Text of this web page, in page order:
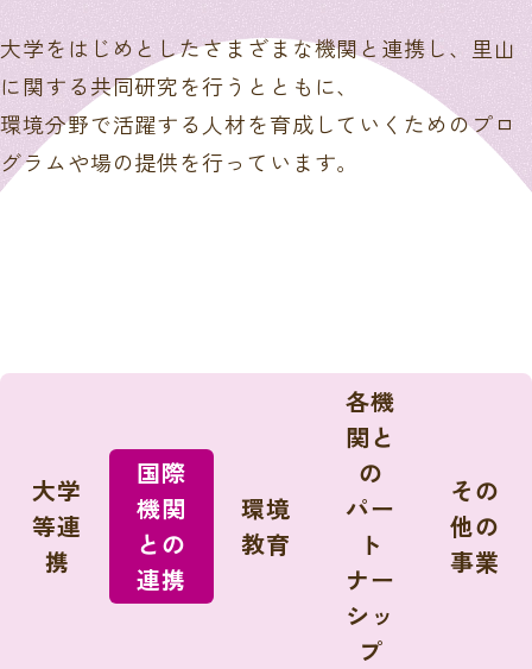
大学をはじめとしたさまざまな機関と連携し、里山
に関する共同研究を行うとともに、
環境分野で活躍する人材を育成していくためのプロ
グラムや場の提供を行っています。
大学
等連
携
国際
機関
との
連携
環境
教育
各機
関と
の
パー
ト
ナー
シッ
プ
その
他の
事業